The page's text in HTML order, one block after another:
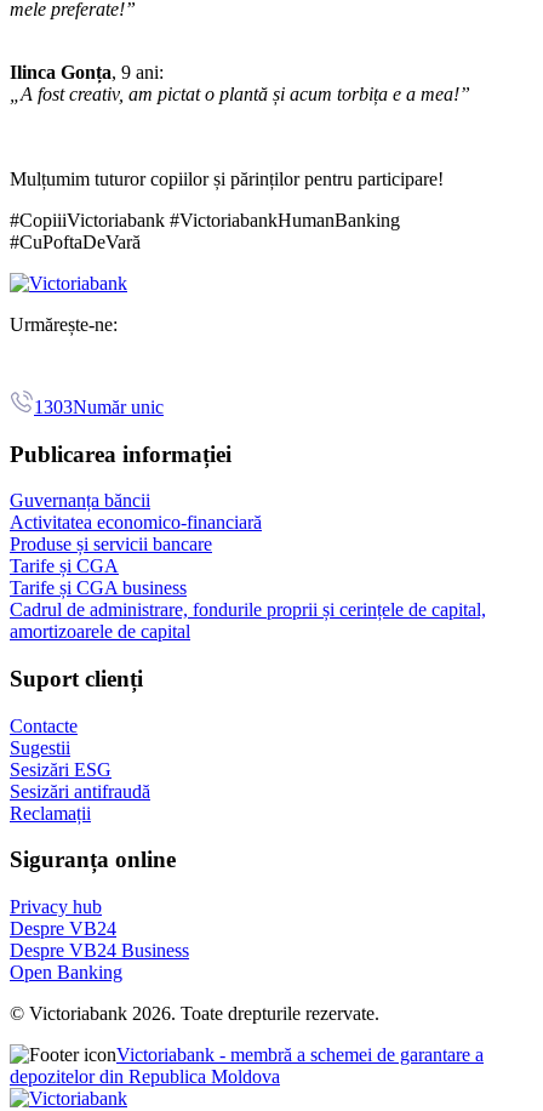
mele preferate!”
Ilinca Gonța, 9 ani:
„A fost creativ, am pictat o plantă și acum torbița e a mea!”
Mulțumim tuturor copiilor și părinților pentru participare!
#CopiiiVictoriabank #VictoriabankHumanBanking
#CuPoftaDeVară
Urmărește-ne:
1303Număr unic
Publicarea informației
Guvernanța băncii
Activitatea economico-financiară
Produse și servicii bancare
Tarife și CGA
Tarife și CGA business
Cadrul de administrare, fondurile proprii și cerințele de capital,
amortizoarele de capital
Suport clienți
Contacte
Sugestii
Sesizări ESG
Sesizări antifraudă
Reclamații
Siguranța online
Privacy hub
Despre VB24
Despre VB24 Business
Open Banking
© Victoriabank 2026. Toate drepturile rezervate.
Victoriabank - membră a schemei de garantare a
depozitelor din Republica Moldova